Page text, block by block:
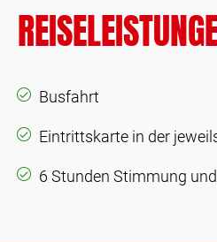
Busfahrt
Eintrittskarte in der
6 Stunden Stimmung